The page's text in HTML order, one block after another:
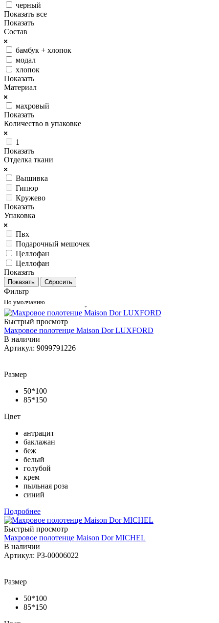
черный
Показать все
Показать
Состав
бамбук + хлопок
модал
хлопок
Показать
Материал
махровый
Показать
Количество в упаковке
1
Показать
Отделка ткани
Вышивка
Гипюр
Кружево
Показать
Упаковка
Пвх
Подарочный мешочек
Целлофан
Целлофан
Показать
Сбросить
Фильтр
По умолчанию
Быстрый просмотр
Махровое полотенце Maison Dor LUXFORD
В наличии
Артикул: 9099791226
Размер
50*100
85*150
Цвет
антрацит
баклажан
беж
белый
голубой
крем
пыльная роза
синий
Подробнее
Быстрый просмотр
Махровое полотенце Maison Dor MICHEL
В наличии
Артикул: РЗ-00006022
Размер
50*100
85*150